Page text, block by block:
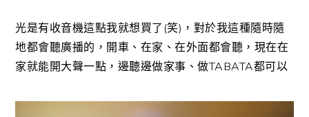
光是有收音機這點我就想買了(笑)，對於我這種隨時隨
地都會聽廣播的，開車、在家、在外面都會聽，現在在
家就能開大聲一點，邊聽邊做家事、做TABATA都可以